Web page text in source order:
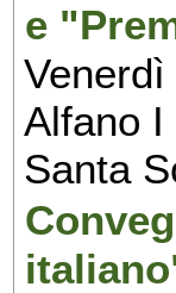
e
Alfano I
Santa